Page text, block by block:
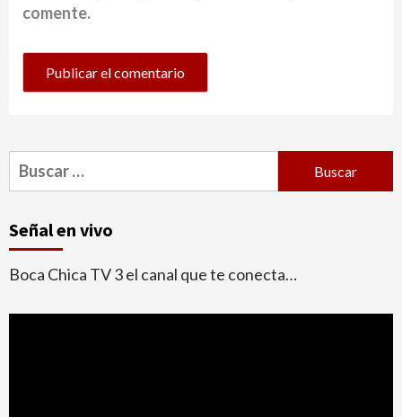
comente.
Buscar:
Señal en vivo
Boca Chica TV 3 el canal que te conecta…